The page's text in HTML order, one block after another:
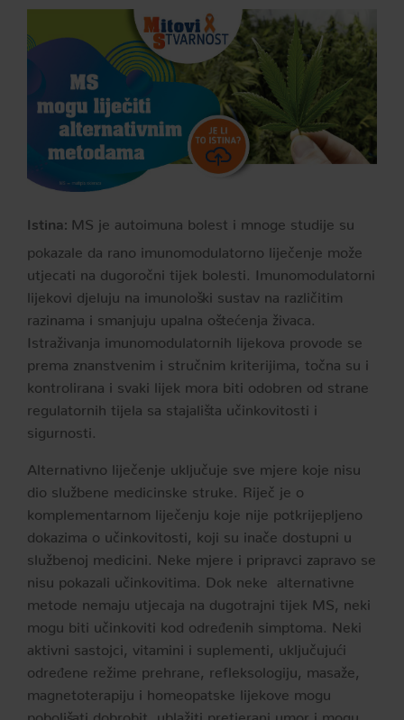
Istina: MS je autoimuna bolest i mnoge studije su
pokazale da rano imunomodulatorno liječenje može
utjecati na dugoročni tijek bolesti. Imunomodulatorni
lijekovi djeluju na imunološki sustav na različitim
razinama i smanjuju upalna oštećenja živaca.
Istraživanja imunomodulatornih lijekova provode se
prema znanstvenim i stručnim kriterijima, točna su i
kontrolirana i svaki lijek mora biti odobren od strane
regulatornih tijela sa stajališta učinkovitosti i
sigurnosti.
Alternativno liječenje uključuje sve mjere koje nisu
dio službene medicinske struke. Riječ je o
komplementarnom liječenju koje nije potkrijepljeno
dokazima o učinkovitosti, koji su inače dostupni u
službenoj medicini. Neke mjere i pripravci zapravo se
nisu pokazali učinkovitima. Dok neke alternativne
metode nemaju utjecaja na dugotrajni tijek MS, neki
mogu biti učinkoviti kod određenih simptoma. Neki
aktivni sastojci, vitamini i suplementi, uključujući
određene režime prehrane, refleksologiju, masaže,
magnetoterapiju i homeopatske lijekove mogu
poboljšati dobrobit, ublažiti pretjerani umor i mogu